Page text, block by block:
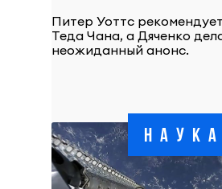
Питер Уоттс
Теда Чана, а Дяченко
неожиданный анонс.
НАУКА